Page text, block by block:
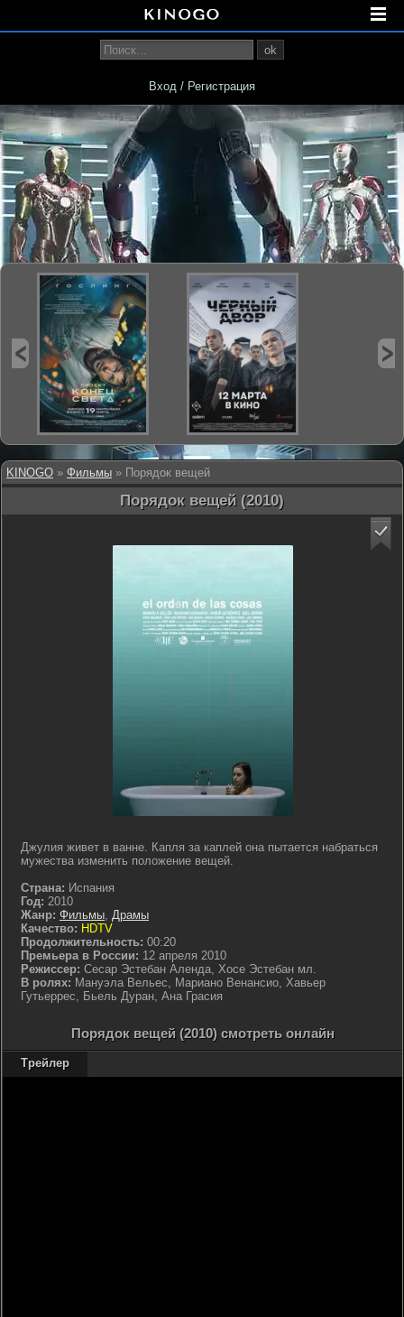
KINOGO » Фильмы » Порядок вещей
Порядок вещей (2010)
Джулия живет в ванне. Капля за каплей она пытается набраться
мужества изменить положение вещей.
Страна: Испания
Год: 2010
Жанр: Фильмы, Драмы
Качество: HDTV
Продолжительность: 00:20
Премьера в России: 12 апреля 2010
Режиссер: Сесар Эстебан Аленда, Хосе Эстебан мл.
В ролях: Мануэла Вельес, Мариано Венансио, Хавьер
Гутьеррес, Бьель Дуран, Ана Грасия
Порядок вещей (2010) смотреть онлайн
Трейлер
ok
Вход / Регистрация